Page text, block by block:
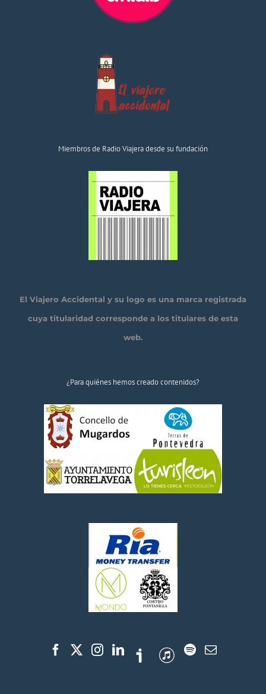
Miembros de Radio Viajera desde su fundación
El Viajero Accidental y su logo es una marca registrada
cuya titularidad corresponde a los titulares de esta
web.
¿Para quiénes hemos creado contenidos?